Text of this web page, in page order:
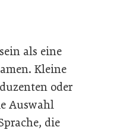
als eine
Kleine
oder
Auswahl
die